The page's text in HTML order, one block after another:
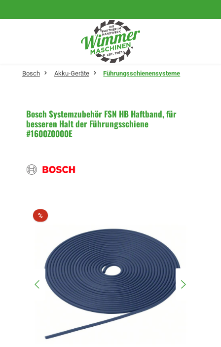
Bosch Akku-Geräte Führungsschienensysteme
Bosch Systemzubehör FSN HB Haftband, für
besseren Halt der Führungsschiene
#1600Z0000E
%Rabatt